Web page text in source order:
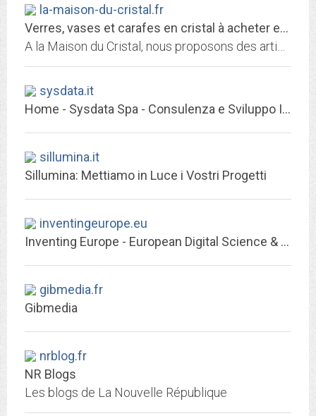
la-maison-du-cristal.fr
Verres, vases et carafes en cristal à acheter en ligne - La Maison du Cristal
sysdata.it
Home - Sysdata Spa - Consulenza e Sviluppo ICT
sillumina.it
Sillumina: Mettiamo in Luce i Vostri Progetti
inventingeurope.eu
Inventing Europe - European Digital Science & Technology Museum
gibmedia.fr
Gibmedia
nrblog.fr
NR Blogs
Les blogs de La Nouvelle République